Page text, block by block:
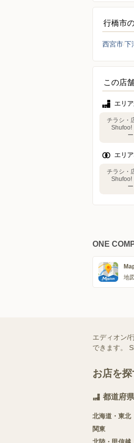
行橋市
西宮市下
この店
エリ
チラシ・
Shufoo!
ー
エリ
チラシ・
Shufoo!
ー
ONE
地
エディオン/
できます。
お店を
都道府
北海道・東北
関東